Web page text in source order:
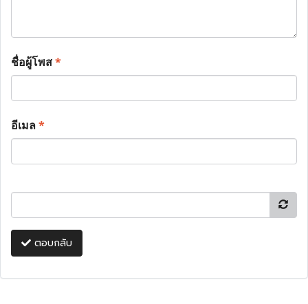
ชื่อผู้โพส*
อีเมล*
ตอบกลับ